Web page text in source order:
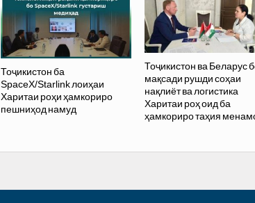
Тоҷикистон ба
SpaceX/Starlink лоиҳаи
Харитаи роҳи ҳамкориро
пешниҳод намуд
Тоҷикистон ва Беларус
мақсади рушди соҳаи
нақлиёт ва логистика
Харитаи роҳ оид ба
ҳамкориро таҳия